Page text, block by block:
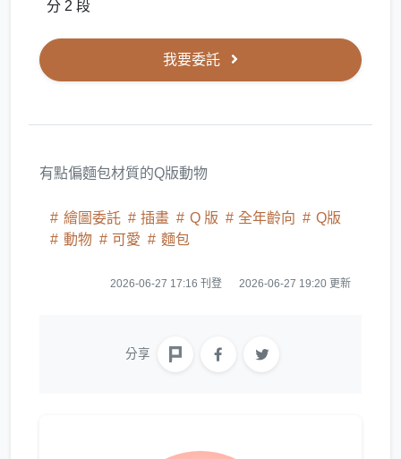
分 2 段
我要委託
有點偏麵包材質的Q版動物
繪圖委託 插畫 Q 版 全年齡向
Q版
動物
可愛 麵包
2026-06-27 17:16 刊登 2026-06-27 19:20 更新
分享